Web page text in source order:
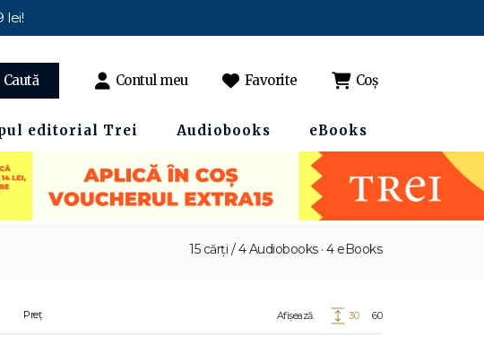
lei!
Caută Contul meu Favorite Coș
editorial Trei Audiobooks eBooks
15 cărți / 4 Audiobooks · 4 eBooks
Preț Afișează: 30 60